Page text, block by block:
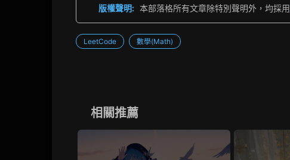
版權聲明: 本部落格所有文章除特別聲明外，均採用
LeetCode 數學(Math)
相關推薦